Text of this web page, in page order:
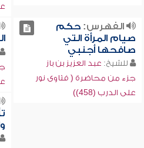
الفهرس:حكم
صيام المرأة التي
صافحها أجنبي
للشيخ: عبد العزيز بن باز
جزء من محاضرة ( فتاوى نور
على الدرب (458))